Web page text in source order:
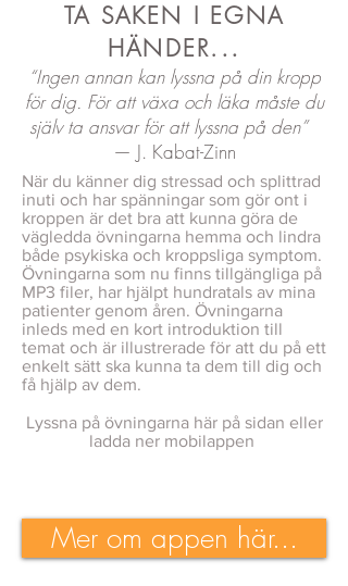
TA SAKEN I EGNA
HÄNDER. ..
“Ingen annan kan lyssna på din kropp
för dig. För att växa och läka måste du
själv ta ansvar för att lyssna på den”
— J. Kabat-Zinn
När du känner dig stressad och splittrad
inuti och har spänningar som gör ont i
kroppen är det bra att kunna göra de
vägledda övningarna hemma och lindra
både psykiska och kroppsliga symptom.
Övningarna som nu finns tillgängliga på
MP3 filer, har hjälpt hundratals av mina
patienter genom åren. Övningarna
inleds med en kort introduktion till
temat och är illustrerade för att du på ett
enkelt sätt ska kunna ta dem till dig och
få hjälp av dem.
Lyssna på övningarna här på sidan eller
ladda ner mobilappen
Mer om appen här...